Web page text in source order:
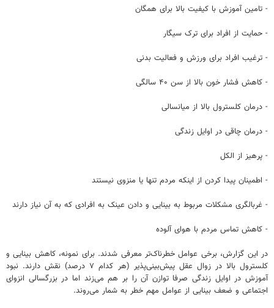
- تامین آموزش با کیفیت بالا برای همگان
- حمایت از افراد برای ترک سیگار
- ترغیب افراد برای ورزش و فعالیت بدنی
- کاهش فشار خون بالا از سن ۴۰ سالگی
- درمان کلسترول بالا از میانسالی
- درمان چاقی در اوایل زندگی
- پرهیز از الکل
- اطمینان پیدا کردن از اینکه مردم تنها یا منزوی نیستند
- غربالگری مشکلات مربوط به بینایی و دادن عینک به افرادی که به آن نیاز دارند
- کاهش تماس مردم با هوای آلوده
در این گزارش، برخی عوامل خطرناک‌تر معرفی شدند. برای نمونه، کاهش بینایی و
کلسترول بالا در زوال عقل پیش‌بینی‌پذیر (هر کدام ۷ درصد) نقش دارند. نبود
آموزش در اوایل زندگی صرفا توازن آن را بر هم می‌زند اما در بزرگسالی انزوای
اجتماعی و ضعف بینایی از عوامل مهم خطر به شمار می‌روند.